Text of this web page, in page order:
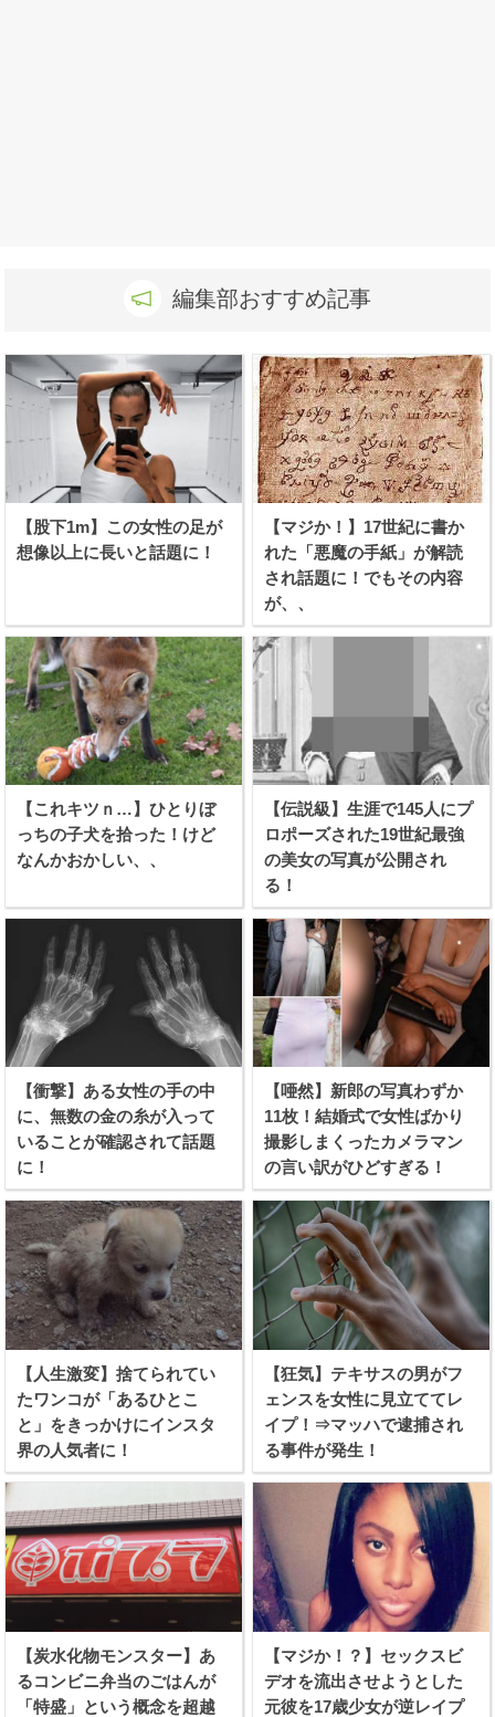
編集部おすすめ記事
【股下1m】この女性の足が
想像以上に長いと話題に！
【マジか！】17世紀に書か
れた「悪魔の手紙」が解読
され話題に！でもその内容
が、、
【これキツｎ…】ひとりぼ
っちの子犬を拾った！けど
なんかおかしい、、
【伝説級】生涯で145人にプ
ロポーズされた19世紀最強
の美女の写真が公開され
る！
【衝撃】ある女性の手の中
に、無数の金の糸が入って
いることが確認されて話題
に！
【唖然】新郎の写真わずか
11枚！結婚式で女性ばかり
撮影しまくったカメラマン
の言い訳がひどすぎる！
【人生激変】捨てられてい
たワンコが「あるひとこ
と」をきっかけにインスタ
界の人気者に！
【狂気】テキサスの男がフ
ェンスを女性に見立ててレ
イプ！⇒マッハで逮捕され
る事件が発生！
【炭水化物モンスター】あ
るコンビニ弁当のごはんが
「特盛」という概念を超越
【マジか！？】セックスビ
デオを流出させようとした
元彼を17歳少女が逆レイプ